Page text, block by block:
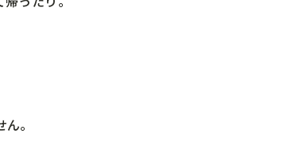
。